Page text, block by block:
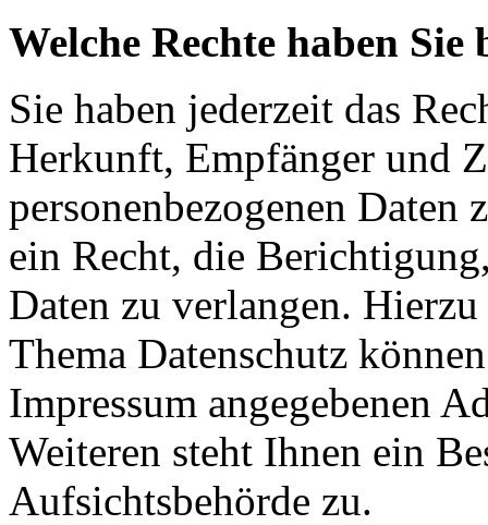
Welche Rechte haben
Sie haben jederzeit das
Herkunft, Empfänger und
personenbezogenen Daten
ein Recht, die
Daten zu verlangen.
Thema Datenschutz
Impressum angegebenen
Weiteren steht Ihnen ein
Aufsichtsbehörde zu.